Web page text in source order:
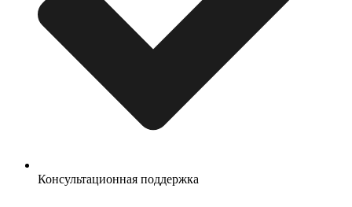
Консультационная поддержка